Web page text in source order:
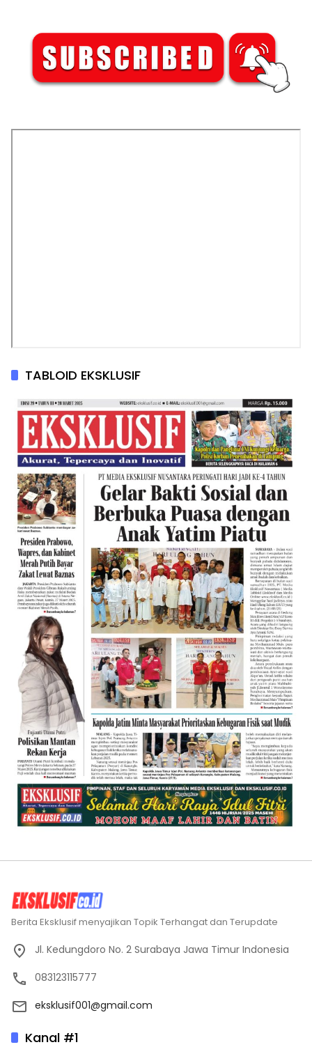
TABLOID EKSKLUSIF
Berita Eksklusif menyajikan Topik Terhangat dan Terupdate
Jl. Kedungdoro No. 2 Surabaya Jawa Timur Indonesia
083123115777
eksklusif001@gmail.com
Kanal #1